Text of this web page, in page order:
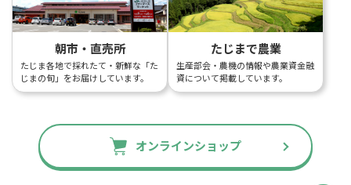
朝市・直売所
たじま各地で採れたて・新鮮な「た
じまの旬」をお届けしています。
たじまで農業
生産部会・農機の情報や農業資金融
資について掲載しています。
オンラインショップ